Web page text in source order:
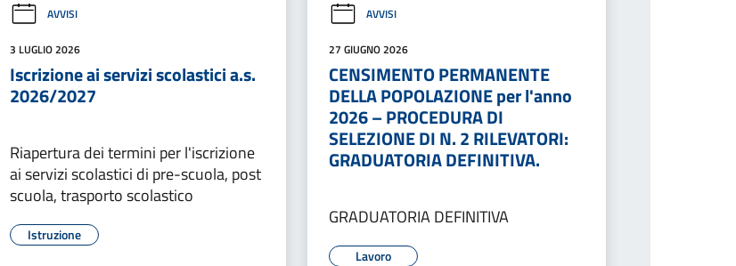
AVVISI
3 LUGLIO 2026
Iscrizione ai servizi scolastici a.s.
2026/2027
Riapertura dei termini per l'iscrizione
ai servizi scolastici di pre-scuola, post
scuola, trasporto scolastico
Istruzione
AVVISI
27 GIUGNO 2026
CENSIMENTO PERMANENTE
DELLA POPOLAZIONE per l'anno
2026 – PROCEDURA DI
SELEZIONE DI N. 2 RILEVATORI:
GRADUATORIA DEFINITIVA.
GRADUATORIA DEFINITIVA
Lavoro